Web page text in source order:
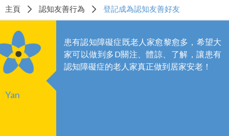
主頁 認知友善行為 登記成為認知友善好友
Yan
患有認知障礙症既老人家愈黎愈多，希望大
家可以做到多D關注、體諒、了解，讓患有
認知障礙症的老人家真正做到居家安老！